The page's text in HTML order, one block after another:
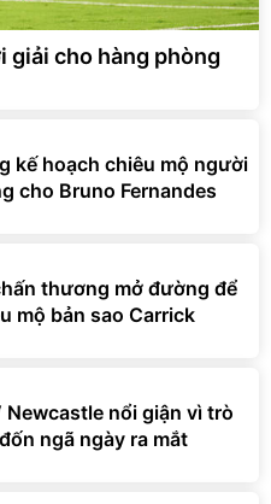
giải cho hàng phòng
kế hoạch chiêu mộ người
cho Bruno Fernandes
thương mở đường để
mộ bản sao Carrick
Newcastle nổi giận vì trò
ngã ngày ra mắt